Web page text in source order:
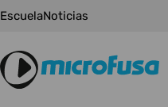
Saltar
EscuelaNoticias